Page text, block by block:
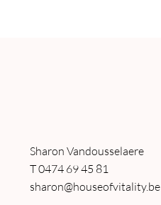
Sharon Vandousselaere
T0474 69 45 81
sharon@houseofvitality.be